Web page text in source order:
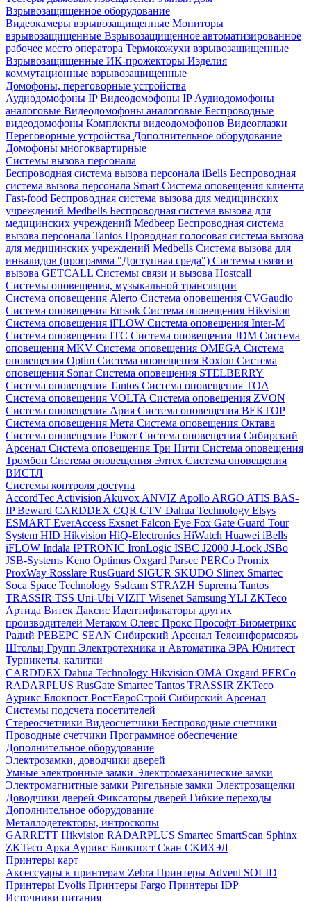
Взрывозащищенное оборудование
Видеокамеры взрывозащищенные Мониторы
взрывозащищенные Взрывозащищенное автоматизированное
рабочее место оператора Термокожухи взрывозащищенные
Взрывозащищенные ИК-прожекторы Изделия
коммутационные взрывозащищенные
Домофоны, переговорные устройства
Аудиодомофоны IPВидеодомофоны IP Аудиодомофоны
аналоговые Видеодомофоны аналоговые Беспроводные
видеодомофоны Комплекты видеодомофонов Видеоглазки
Переговорные устройства Дополнительное оборудование
Домофоны многоквартирные
Системы вызова персонала
Беспроводная система вызова персонала iBells Беспроводная
система вызова персонала Smart Система оповещения клиента
Fast-food Беспроводная система вызова для медицинских
учреждений Medbells Беспроводная система вызова для
медицинских учреждений Medbeep Беспроводная система
вызова персонала Tantos Проводная голосовая система вызова
для медицинских учреждений Medbells Система вызова для
инвалидов (программа "Доступная среда") Системы связи и
вызова GETCALL Системы связи и вызова Hostcall
Системы оповещения, музыкальной трансляции
Система оповещения Alerto Система оповещения CVGaudio
Система оповещения Emsok Система оповещения Hikvision
Система оповещения iFLOW Система оповещения Inter-M
Система оповещения ITC Система оповещения JDM Система
оповещения MKV Система оповещения OMEGA Система
оповещения Optim Система оповещения Roxton Система
оповещения SonarСистема оповещения STELBERRY
Система оповещения Tantos Система оповещения TOA
Система оповещения VOLTA Система оповещения ZVON
Система оповещения Ария Система оповещения ВЕКТОР
Система оповещения Мета Система оповещения Октава
Система оповещения Рокот Система оповещения Сибирский
Арсенал Система оповещения Три Нити Система оповещения
Тромбон Система оповещения Элтех Система оповещения
ВИСТЛ
Системы контроля доступа
AccordTec Activision Akuvox ANVIZ Apollo ARGO ATIS BAS-
IPBeward CARDDEX CQR CTV Dahua Technology Elsys
ESMART EverAccess Exsnet Falcon Eye Fox Gate Guard Tour
System HID Hikvision HiQ-Electronics HiWatch Huawei iBells
iFLOW Indala IPTRONIC IronLogic ISBC J2000 J-Lock JSBo
JSB-Systems Keno Optimus Oxgard Parsec PERCo Promix
ProxWay Rosslare RusGuard SIGUR SKUDO Slinex Smartec
Soca Space Technology Ssdcam STRAZH Suprema Tantos
TRASSIR TSS Uni-Ubi VIZIT Wisenet SamsungYLI ZKTeco
Артида Витек Даксис Идентификаторы других
производителей Метаком Олевс Прокс Прософт-Биометрикс
Радий РЕВЕРС SEAN Сибирский Арсенал Телеинформсвязь
Штольц Групп Электротехника и Автоматика ЭРА Юнитест
Турникеты, калитки
CARDDEX Dahua Technology Hikvision ОМА Oxgard PERCo
RADARPLUS RusGate Smartec Tantos TRASSIR ZKTeco
Аурикс Блокпост РостЕвроСтрой Сибирский Арсенал
Системы подсчета посетителей
Стереосчетчики Видеосчетчики Беспроводные счетчики
Проводные счетчики Программное обеспечение
Дополнительное оборудование
Электрозамки, доводчики дверей
Умные электронные замки Электромеханические замки
Электромагнитные замки Ригельные замки Электрозащелки
Доводчики дверей Фиксаторы дверей Гибкие переходы
Дополнительное оборудование
Металлодетекторы, интроскопы
GARRETT Hikvision RADARPLUS Smartec SmartScan Sphinx
ZKTeco Арка Аурикс Блокпост Скан СКИЗЭЛ
Принтеры карт
Аксессуары к принтерам Zebra Принтеры Advent SOLID
Принтеры Evolis Принтеры Fargo Принтеры IDP
Источники питания